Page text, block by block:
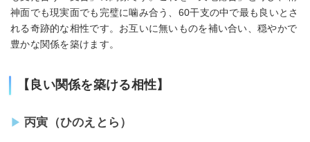
神面でも現実面でも完璧に噛み合う、60干支の中で最も良いとさ
れる奇跡的な相性です。お互いに無いものを補い合い、穏やかで
豊かな関係を築けます。
【良い関係を築ける相性】
丙寅（ひのえとら）